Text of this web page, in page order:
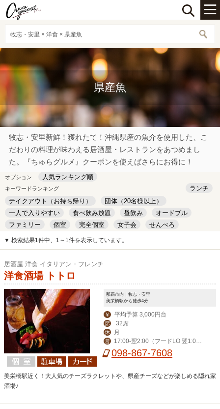
牧志・安里 × 洋食 × 県産魚
県産魚
牧志・安里新鮮！獲れたて！沖縄県産の魚介を使用した、こ
だわりの料理が味わえる居酒屋・レストランをあつめまし
た。『ちゅらグルメ』クーポンを使えばさらにお得に！
オプション 人気ランキング順
キーワードランキング
ランチ
テイクアウト（お持ち帰り）
団体（20名様以上）
一人で入りやすい
食べ飲み放題 昼飲み
オードブル
ファミリー
個室 完全個室 女子会
せんべろ
キッズルーム
安い デート
▼ 検索結果1件中、1～1件を表示しています。
居酒屋 洋食 イタリアン・フレンチ
洋食酒場 トトロ
那覇市内｜牧志・安里
美栄橋駅から徒歩4分
￥ 平均予算 3,000円台
席 32席
休 月
営
17:00-翌2:00（フードLO 翌1:0
0）098-867-7608
美栄橋駅近く！大人気のチーズラクレットや、県産チーズなどが楽しめる隠れ家
酒場♪